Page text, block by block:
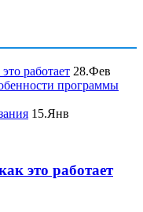
работает 28.Фев
программы
15.Янв
это работает